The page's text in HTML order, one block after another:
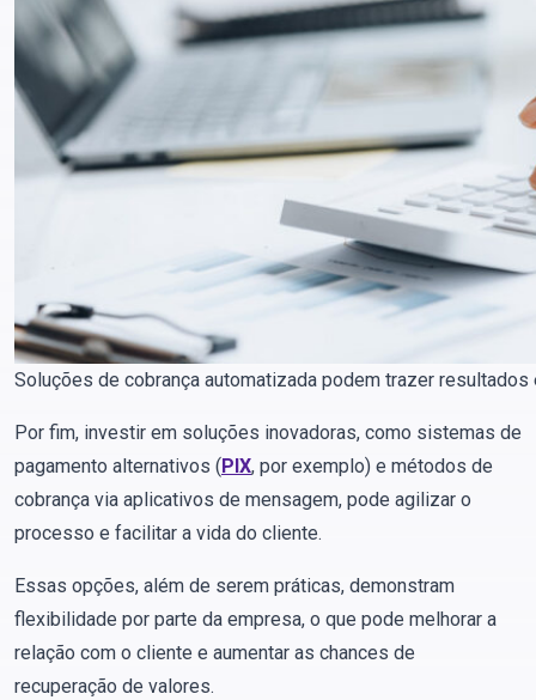
Soluções de cobrança automatizada podem trazer
Por fim, investir em soluções inovadoras, como sistemas de
pagamento alternativos (PIX, por exemplo) e métodos de
cobrança via aplicativos de mensagem, pode agilizar o
processo e facilitar a vida do cliente.
Essas opções, além de serem práticas, demonstram
flexibilidade por parte da empresa, o que pode melhorar a
relação com o cliente e aumentar as chances de
recuperação de valores​.